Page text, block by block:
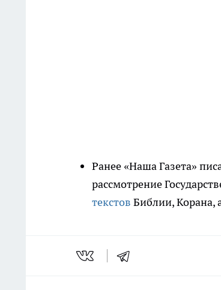
Ранее «Наша Газета»
рассмотрение
текстов Библии, Корана,